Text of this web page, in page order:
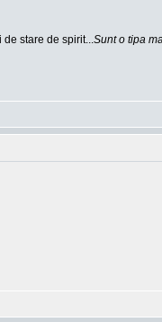
stare de spirit...Sunt o tipa